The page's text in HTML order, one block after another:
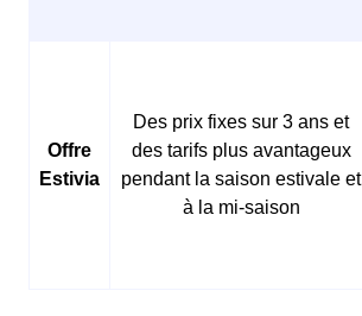
Offre
Estivia
Des prix fixes sur 3 ans et
des tarifs plus avantageux
pendant la saison estivale et
à la mi-saison